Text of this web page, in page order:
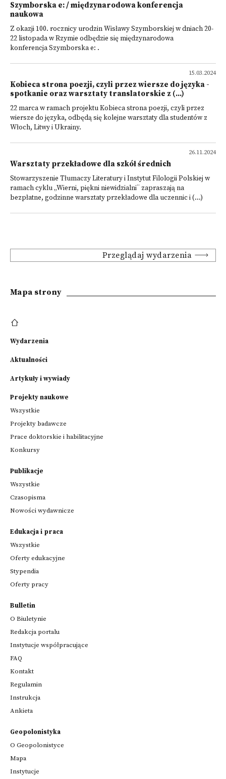
Szymborska e: / międzynarodowa konferencja
naukowa
Z okazji 100. rocznicy urodzin Wisławy Szymborskiej w dniach 20-
22 listopada w Rzymie odbędzie się międzynarodowa
konferencja Szymborska e: .
15.03.2024
Kobieca strona poezji, czyli przez wiersze do języka -
spotkanie oraz warsztaty translatorskie z (...)
22 marca w ramach projektu Kobieca strona poezji, czyli przez
wiersze do języka, odbędą się kolejne warsztaty dla studentów z
Włoch, Litwy i Ukrainy.
26.11.2024
Warsztaty przekładowe dla szkół średnich
Stowarzyszenie Tłumaczy Literatury i Instytut Filologii Polskiej w
ramach cyklu „Wierni, piękni niewidzialni¨ zapraszają na
bezpłatne, godzinne warsztaty przekładowe dla uczennic i (...)
Przeglądaj wydarzenia
Mapa strony
Wydarzenia
Aktualności
Artykuły i wywiady
Projekty naukowe
Wszystkie
Projekty badawcze
Prace doktorskie i habilitacyjne
Konkursy
Publikacje
Wszystkie
Czasopisma
Nowości wydawnicze
Edukacja i praca
Wszystkie
Oferty edukacyjne
Stypendia
Oferty pracy
Bulletin
O Biuletynie
Redakcja portalu
Instytucje współpracujące
FAQ
Kontakt
Regulamin
Instrukcja
Ankieta
Geopolonistyka
O Geopolonistyce
Mapa
Instytucje